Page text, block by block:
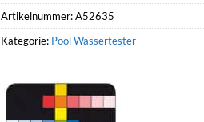
Artikelnummer:A52635
Kategorie: Pool Wassertester